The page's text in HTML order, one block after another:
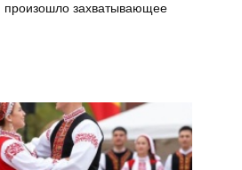
произошло захватывающее